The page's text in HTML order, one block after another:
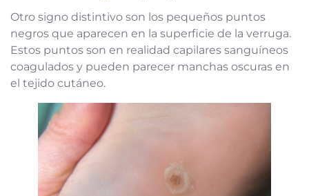
Otro signo distintivo son los pequeños puntos
negros que aparecen en la superficie de la verruga.
Estos puntos son en realidad capilares sanguíneos
coagulados y pueden parecer manchas oscuras en
el tejido cutáneo.